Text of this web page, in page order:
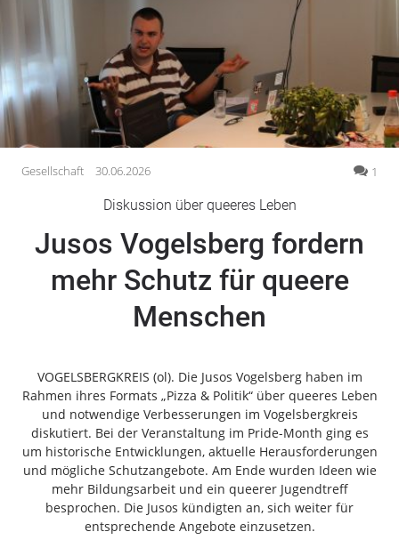
Gesundheit
Kultur
Lifestyle
Wirtschaft
Vogelsberg
Alsfeld
Romrod
Homberg
Ohm
Antrifttal
Feldatal
Freiensteinau
Gemünden
Grebenau
Grebenhain
Herbstein
Kirtorf
Gesellschaft 30.06.2026 1
Diskussion über queeres Leben
Jusos Vogelsberg fordern
mehr Schutz für queere
Menschen
VOGELSBERGKREIS (ol). Die Jusos Vogelsberg haben im
Rahmen ihres Formats „Pizza & Politik“ über queeres Leben
und notwendige Verbesserungen im Vogelsbergkreis
diskutiert. Bei der Veranstaltung im Pride-Month ging es
um historische Entwicklungen, aktuelle Herausforderungen
und mögliche Schutzangebote. Am Ende wurden Ideen wie
mehr Bildungsarbeit und ein queerer Jugendtreff
besprochen. Die Jusos kündigten an, sich weiter für
entsprechende Angebote einzusetzen.